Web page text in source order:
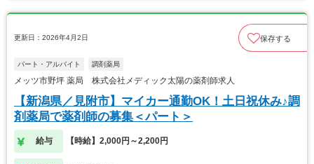
更新日：2026年4月2日 保存する
パート・アルバイト 調剤薬局
メッツ市野坪 薬局 株式会社メディック太陽の薬剤師求人
【新潟県／見附市】マイカー通勤OK！土日祝休み♪調
剤薬局で薬剤師の募集＜パート＞
給与 【時給】2,000円～2,200円